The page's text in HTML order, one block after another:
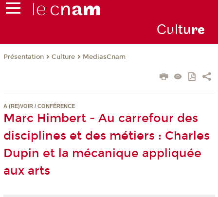
Culture
Présentation Culture MediasCnam
A (RE)VOIR / CONFÉRENCE
Marc Himbert - Au carrefour des
disciplines et des métiers : Charles
Dupin et la mécanique appliquée
aux arts